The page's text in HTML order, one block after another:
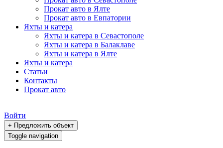
Прокат авто в Ялте
Прокат авто в Евпатории
Яхты и катера
Яхты и катера в Севастополе
Яхты и катера в Балаклаве
Яхты и катера в Ялте
Яхты и катера
Статьи
Контакты
Прокат авто
Войти
+ Предложить объект
Toggle navigation